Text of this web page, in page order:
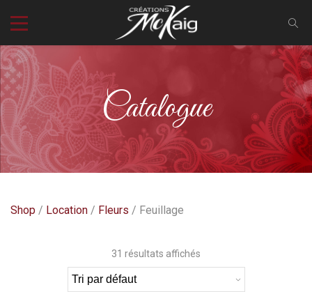
Catalogue
Shop / Location / Fleurs / Feuillage
31 résultats affichés